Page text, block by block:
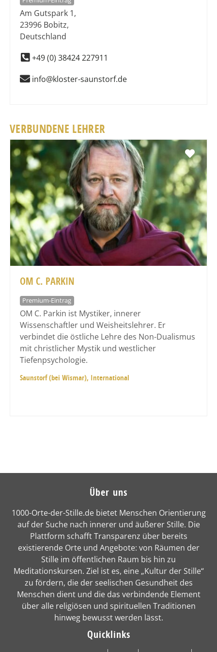
Am Gutspark 1,
23996 Bobitz,
Deutschland
+49 (0) 38424 227911
info@kloster-saunstorf.de
VERBUNDENE LEHRER
OM C. PARKIN
Premium-Eintrag
OM C. Parkin ist Mystiker, innerer
Wissenschaftler und Weisheitslehrer. Er
verbindet die östliche Lehre des Non-Dualismus
mit christlicher Mystik und westlicher
Tiefenpsychologie.
Saunstorf (bei Wismar), International
Über uns
1000-Orte-der-Stille.de bietet Menschen Orientierung
auf der Suche nach innerer und äußerer Stille. Die
Plattform schafft Transparenz über bereits
existierende Orte und Angebote: von Räumen der
Stille im öffentlichen Raum bis hin zu
Meditationskursen. Ziel ist es, eine „Kultur der Stille“
zu fördern, die der seelischen Gesundheit des
Menschen dient und die das verbindende Element
über alle religiösen und spirituellen Traditionen
hinweg bewusst werden lässt.
Quicklinks